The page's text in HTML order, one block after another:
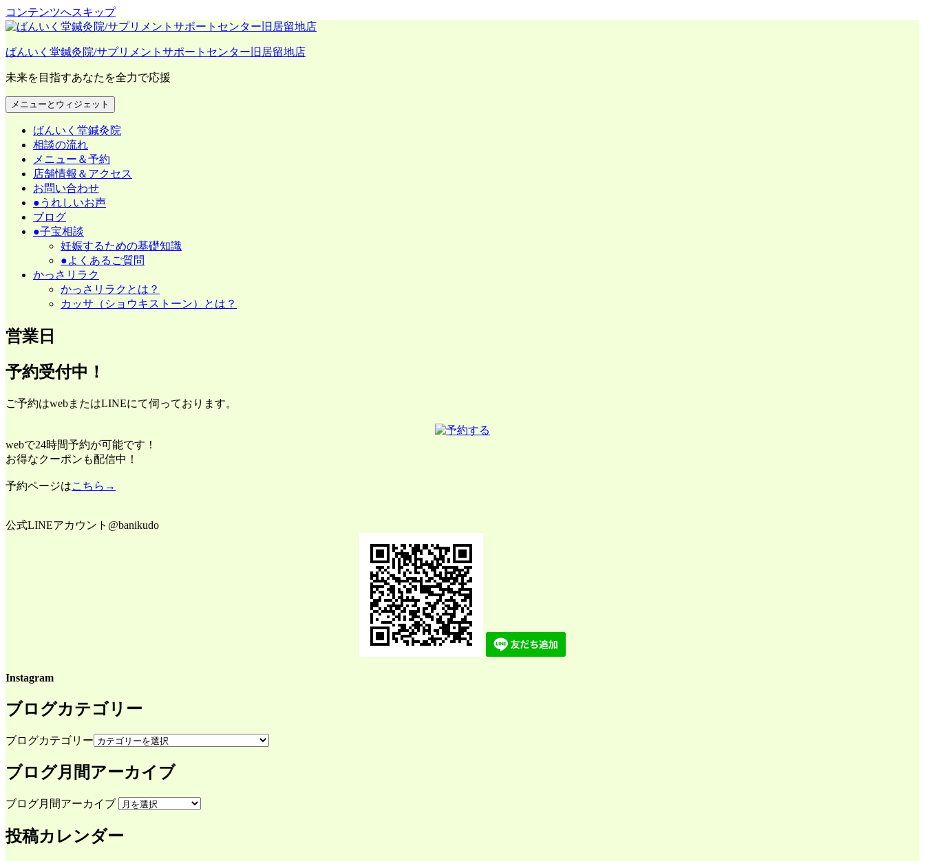
コンテンツへスキップ
ばんいく堂鍼灸院/サプリメントサポートセンター旧居留地店
未来を目指すあなたを全力で応援
メニューとウィジェット
ばんいく堂鍼灸院
相談の流れ
メニュー＆予約
店舗情報＆アクセス
お問い合わせ
●うれしいお声
ブログ
●子宝相談
妊娠するための基礎知識
●よくあるご質問
かっさリラク
かっさリラクとは？
カッサ（ショウキストーン）とは？
営業日
予約受付中！
ご予約はwebまたはLINEにて伺っております。
webで24時間予約が可能です！
お得なクーポンも配信中！
予約ページはこちら→
公式LINEアカウント@banikudo
Instagram
ブログカテゴリー
ブログカテゴリー
ブログ月間アーカイブ
ブログ月間アーカイブ
投稿カレンダー